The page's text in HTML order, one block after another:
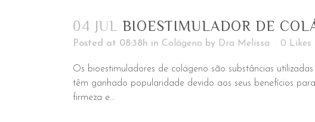
04 JUL BIOESTIMULADOR DE
Posted at 08:38h in Colágeno by Dra Melissa 0 Likes
Os bioestimuladores de colágeno são substâncias
têm ganhado popularidade devido aos seus benefícios
firmeza e...